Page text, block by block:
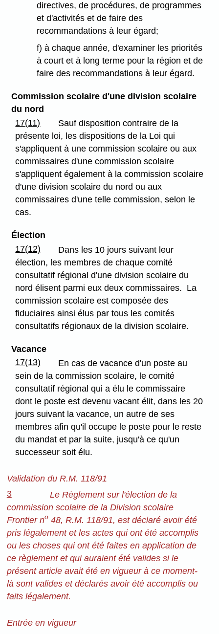
directives, de procédures, de programmes
et d'activités et de faire des
recommandations à leur égard;
f) à chaque année, d'examiner les priorités
à court et à long terme pour la région et de
faire des recommandations à leur égard.
Commission scolaire d'une division scolaire
du nord
17(11)
Sauf disposition contraire de la
présente loi, les dispositions de la Loi qui
s'appliquent à une commission scolaire ou aux
commissaires d'une commission scolaire
s'appliquent également à la commission scolaire
d'une division scolaire du nord ou aux
commissaires d'une telle commission, selon le
cas.
Élection
17(12)
Dans les 10 jours suivant leur
élection, les membres de chaque comité
consultatif régional d'une division scolaire du
nord élisent parmi eux deux commissaires. La
commission scolaire est composée des
fiduciaires ainsi élus par tous les comités
consultatifs régionaux de la division scolaire.
Vacance
17(13)
En cas de vacance d'un poste au
sein de la commission scolaire, le comité
consultatif régional qui a élu le commissaire
dont le poste est devenu vacant élit, dans les 20
jours suivant la vacance, un autre de ses
membres afin qu'il occupe le poste pour le reste
du mandat et par la suite, jusqu'à ce qu'un
successeur soit élu.
Validation du R.M. 118/91
3
Le Règlement sur l'élection de la
commission scolaire de la Division scolaire
Frontier no48, R.M. 118/91, est déclaré avoir été
pris légalement et les actes qui ont été accomplis
ou les choses qui ont été faites en application de
ce règlement et qui auraient été valides si le
présent article avait été en vigueur à ce moment-
là sont valides et déclarés avoir été accomplis ou
faits légalement.
Entrée en vigueur